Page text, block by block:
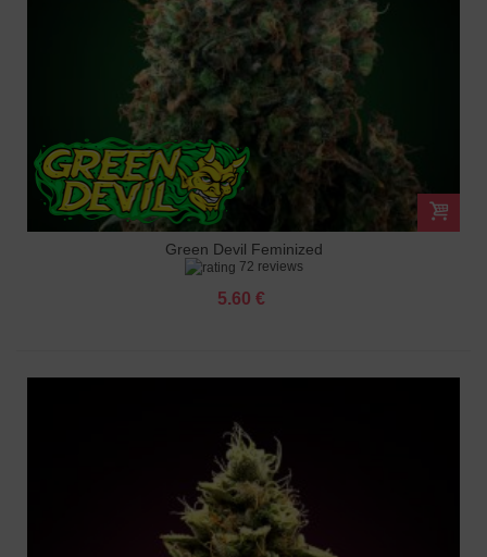
Green Devil Feminized
72 reviews
5.60 €